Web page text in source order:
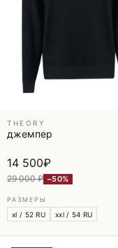
THEORY
джемпер
14 500₽
29 000 ₽ −50%
РАЗМЕРЫ
xl / 52 RU xxl / 54 RU